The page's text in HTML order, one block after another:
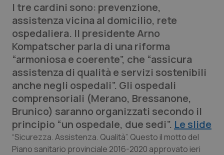
Studi e Analisi
Lettere al direttore
Edizioni Regionali
QS Pro
Professionisti Sanitari.AI
Abruzzo
QS Pro Gold
I tre cardini sono: prevenzione,
assistenza vicina al domicilio, rete
ospedaliera. Il presidente Arno
Kompatscher parla di una riforma
“armoniosa e coerente”, che “assicura
assistenza di qualità e servizi sostenibili
anche negli ospedali”. Gli ospedali
comprensoriali (Merano, Bressanone,
Brunico) saranno organizzati secondo il
principio “un ospedale, due sedi”. Le slide
“Sicurezza. Assistenza. Qualità”. Questo il motto del
Piano sanitario provinciale 2016-2020 approvato ieri